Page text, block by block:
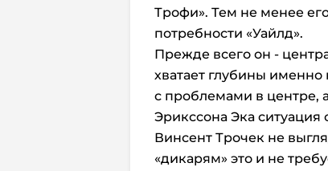
Трофи». Тем не менее
потребности «Уайлд».
Прежде всего он -
хватает глубины
с проблемами в центре,
Эрикссона Эка ситуация
Винсент Трочек не
«дикарям» это и не